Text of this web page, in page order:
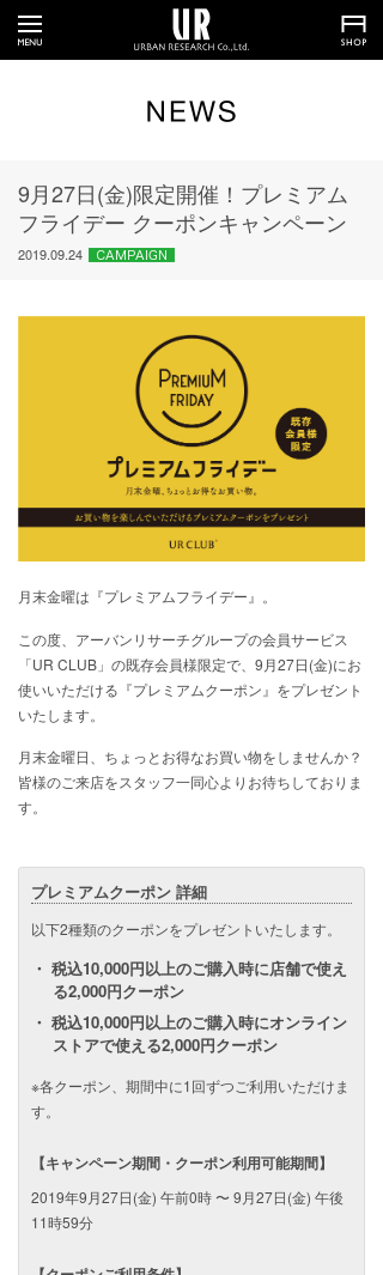
9月27日(金)限定開催！プレミアム
フライデー クーポンキャンペーン
2019.09.24
月末金曜は『プレミアムフライデー』。
この度、アーバンリサーチグループの会員サービス
「UR CLUB」の既存会員様限定で、9月27日(金)にお
使いいただける『プレミアムクーポン』をプレゼント
いたします。
月末金曜日、ちょっとお得なお買い物をしませんか？
皆様のご来店をスタッフ一同心よりお待ちしておりま
す。
プレミアムクーポン 詳細
以下2種類のクーポンをプレゼントいたします。
税込10,000円以上のご購入時に店舗で使え
る2,000円クーポン
税込10,000円以上のご購入時にオンライン
ストアで使える2,000円クーポン
※各クーポン、期間中に1回ずつご利用いただけま
す。
【キャンペーン期間・クーポン利用可能期間】
2019年9月27日(金) 午前0時 〜 9月27日(金) 午後
11時59分